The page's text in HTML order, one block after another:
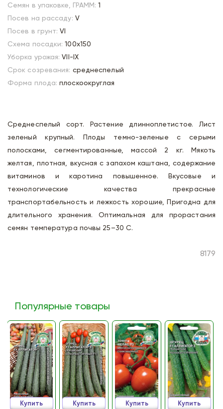
Семян в упаковке, ГРАММ: 1
Посев на рассаду: V
Посев в грунт: VI
Схема посадки: 100х150
Уборка урожая: VII-IX
Срок созревания: среднеспелый
Форма плода: плоскоокруглая
Среднеспелый сорт. Растение длинноплетистое. Лист
зеленый крупный. Плоды темно-зеленые с серыми
полосками, сегментированные, массой 2 кг. Мякоть
желтая, плотная, вкусная с запахом каштана, содержание
витаминов и каротина повышенное. Вкусовые и
технологические качества прекрасные
транспортабельность и лежкость хорошие, Пригодна для
длительного хранения. Оптимальная для прорастания
семян температура почвы 25–30 С.
8179
Популярные товары
Купить Купить Купить Купить